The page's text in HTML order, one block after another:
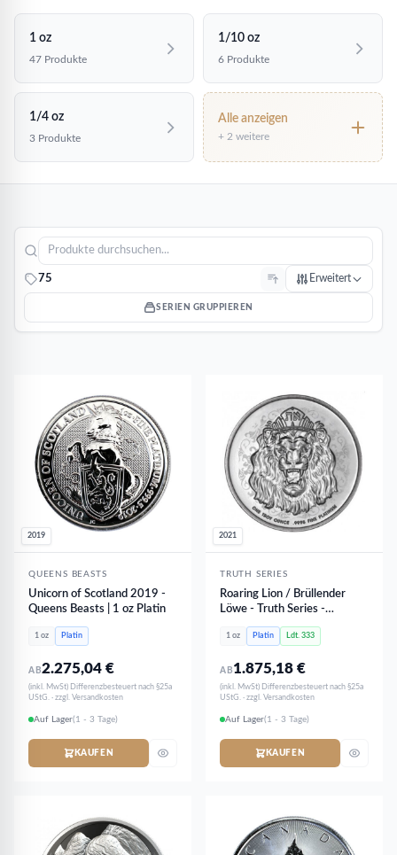
1 oz
47 Produkte
1/10 oz
6 Produkte
1/4 oz
3 Produkte
Alle anzeigen
+ 2 weitere
75 Erweitert
SERIEN GRUPPIEREN
2019
QUEENS BEASTS
Unicorn of Scotland 2019 -
Queens Beasts | 1 oz Platin
1 oz Platin
AB2.275,04€
(inkl. MwSt) Differenzbesteuert nach §25a
UStG. · zzgl. Versandkosten
Auf Lager(1 - 3 Tage)
KAUFEN
2021
TRUTH SERIES
Roaring Lion / Brüllender
Löwe - Truth Series -
Reverse PROOF PP | 1 oz
Platin - NUR 333 Stk
1 oz Platin Ldt. 333
AB 1.875,18€
(inkl. MwSt) Differenzbesteuert nach §25a
UStG. · zzgl. Versandkosten
Auf Lager(1 - 3 Tage)
KAUFEN